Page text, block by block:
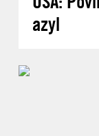
azyl